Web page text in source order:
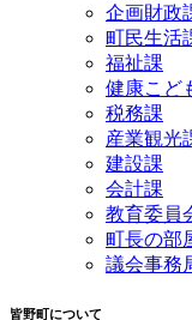
企画財政
町民生活
福祉課
健康こど
税務課
産業観光
建設課
会計課
教育委員
町長の部
議会事務
皆野町について